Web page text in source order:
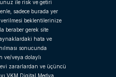
ile risk ve getiri
sadece burada yer
verilmesi beklentilerinize
beraber gerek site
hata ve
sonucunda
ve/veya dolaylı
zararlardan ve üçüncü
VKM Digital Medya